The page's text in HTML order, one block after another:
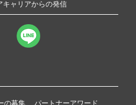
キャリアからの発信
の募集 パートナーアワード